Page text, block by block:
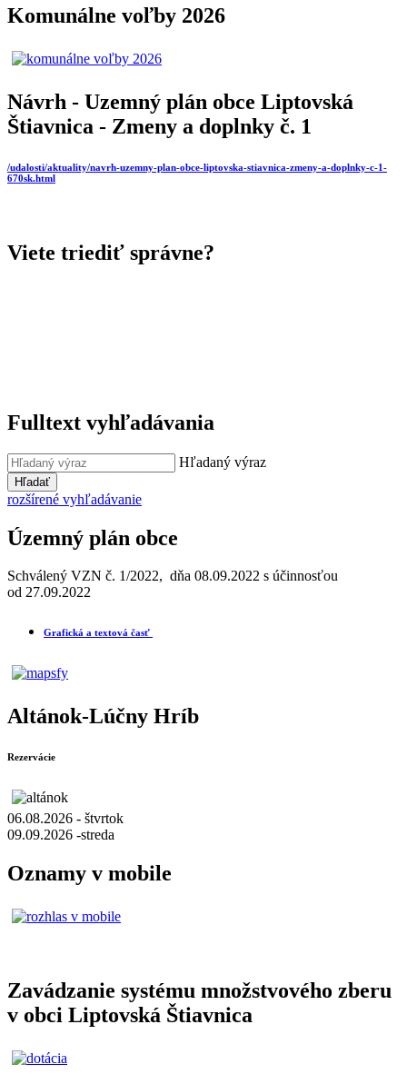
Komunálne voľby 2026
Návrh - Uzemný plán obce Liptovská
Štiavnica - Zmeny a doplnky č. 1
/udalosti/aktuality/navrh-uzemny-plan-obce-liptovska-stiavnica-zmeny-a-doplnky-c-1-
670sk.html
Viete triediť správne?
Fulltext vyhľadávania
Hľadaný výraz
Hľadať
rozšírené vyhľadávanie
Územný plán obce
Schválený VZN č. 1/2022, dňa 08.09.2022 s účinnosťou
od 27.09.2022
Grafická a textová časť
Altánok-Lúčny Hríb
Rezervácie
06.08.2026 - štvrtok
09.09.2026 -streda
Oznamy v mobile
Zavádzanie systému množstvového zberu
v obci Liptovská Štiavnica